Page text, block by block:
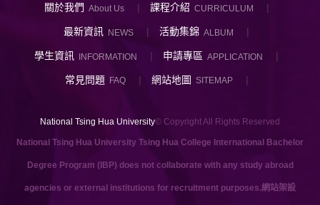
關於我們 About Us 課程介紹 CURRICULUM
最新資訊 NEWS 活動集錦 ALBUM
學生資訊 INFORMATION 申請專區 APPLICATION
常見問題 FAQ 網站地圖 SITEMAP
National Tsing Hua University© Copyright All Rights Reserved
National Tsing Hua University Tsing Hua College International Bachelor
Degree Program (IBP) does not collaborate with any study abroad
agencies or external institutions for recruitment purposes.網站架設